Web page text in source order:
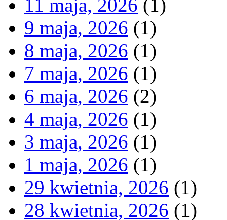
11 maja, 2026 (1)
9 maja, 2026 (1)
8 maja, 2026 (1)
7 maja, 2026 (1)
6 maja, 2026 (2)
4 maja, 2026 (1)
3 maja, 2026 (1)
1 maja, 2026 (1)
29 kwietnia, 2026 (1)
28 kwietnia, 2026 (1)